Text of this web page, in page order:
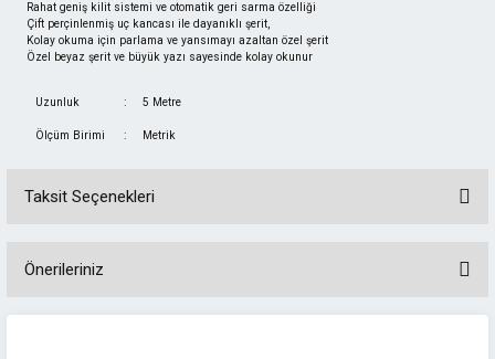
Rahat geniş kilit sistemi ve otomatik geri sarma özelliği
Çift perçinlenmiş uç kancası ile dayanıklı şerit,
Kolay okuma için parlama ve yansımayı azaltan özel şerit
Özel beyaz şerit ve büyük yazı sayesinde kolay okunur
Uzunluk : 5 Metre
Ölçüm Birimi : Metrik
Taksit Seçenekleri
Önerileriniz